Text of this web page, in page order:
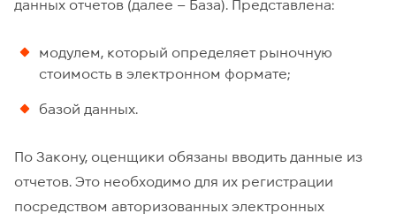
данных отчетов (далее – База). Представлена:
модулем, который определяет рыночную
стоимость в электронном формате;
базой данных.
По Закону, оценщики обязаны вводить данные из
отчетов. Это необходимо для их регистрации
посредством авторизованных электронных